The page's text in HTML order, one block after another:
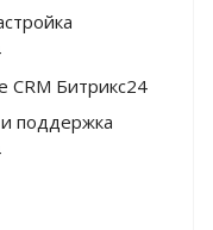
CRM Битрикс24
поддержка